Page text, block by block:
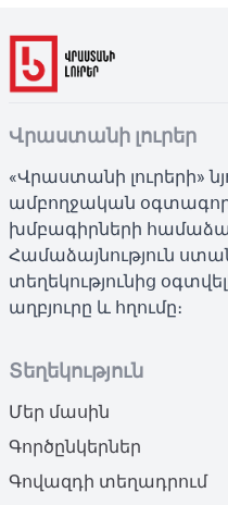
Վրաստանի լուրեր
«Վրաստանի լուրերի»
ամբողջական
խմբագիրների
Համաձայնություն
տեղեկությունից
աղբյուրը և հղումը։
Տեղեկություն
Մեր մասին
Գործընկերներ
Գովազդի տեղադրում